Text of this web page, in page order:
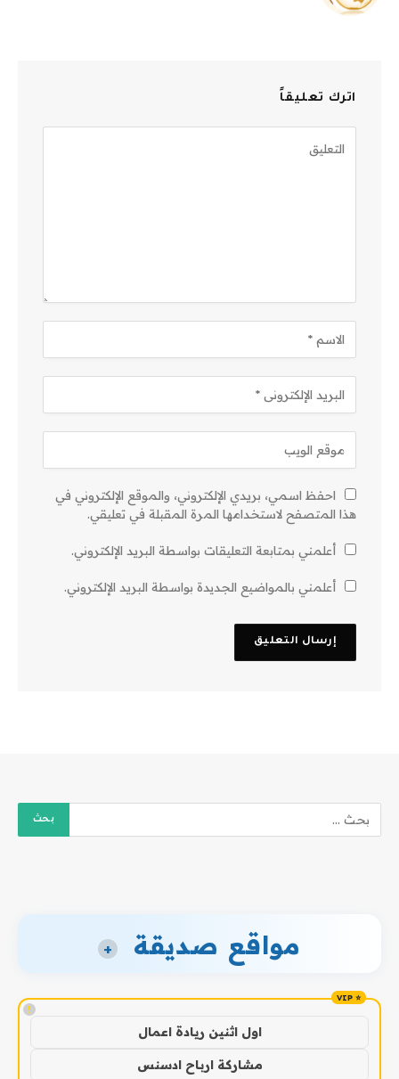
اترك تعليقاً
احفظ اسمي، بريدي الإلكتروني، والموقع الإلكتروني في
هذا المتصفح لاستخدامها المرة المقبلة في تعليقي.
أعلمني بمتابعة التعليقات بواسطة البريد الإلكتروني.
أعلمني بالمواضيع الجديدة بواسطة البريد الإلكتروني.
مواقع صديقة +
!
اول اثنين ريادة اعمال
مشاركة ارباح ادسنس